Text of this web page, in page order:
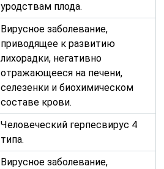
уродствам плода.
Вирусное заболевание,
приводящее к развитию
лихорадки, негативно
отражающееся на печени,
селезенки и биохимическом
составе крови.
Человеческий герпесвирус 4
типа.
Вирусное заболевание,